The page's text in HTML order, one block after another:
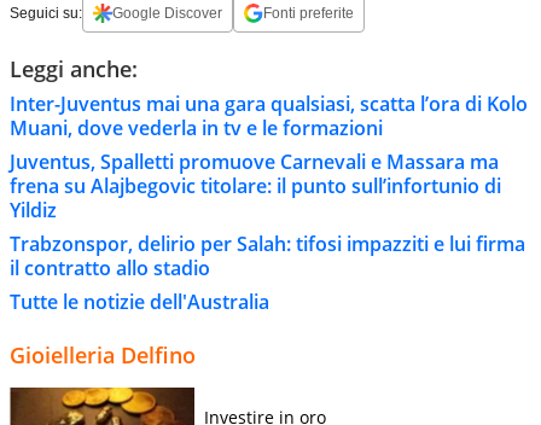
Seguici su: Google Discover Fonti preferite
Leggi anche:
Inter-Juventus mai una gara qualsiasi, scatta l’ora di Kolo
Muani, dove vederla in tv e le formazioni
Juventus, Spalletti promuove Carnevali e Massara ma
frena su Alajbegovic titolare: il punto sull’infortunio di
Yildiz
Trabzonspor, delirio per Salah: tifosi impazziti e lui firma
il contratto allo stadio
Tutte le notizie dell'Australia
Gioielleria Delfino
Investire in oro